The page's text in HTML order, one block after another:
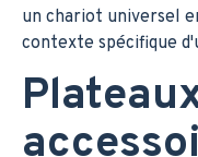
un chariot universel
contexte spécifique